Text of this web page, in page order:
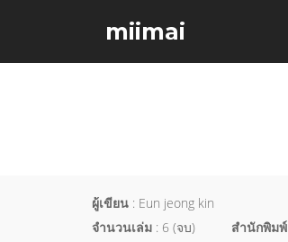
miimai
ผู้เขียน : Eun jeong kin
จำนวนเล่ม : 6 (จบ) สำนักพิมพ์